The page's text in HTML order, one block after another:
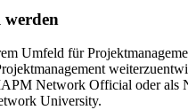
Umfeld für
Network Official oder als
University.